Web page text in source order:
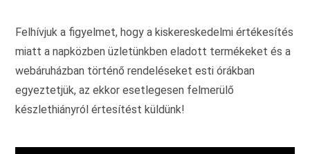
Felhívjuk a figyelmet, hogy a kiskereskedelmi értékesítés
miatt a napközben üzletünkben eladott termékeket és a
webáruházban történő rendeléseket esti órákban
egyeztetjük, az ekkor esetlegesen felmerülő
készlethiányról értesítést küldünk!